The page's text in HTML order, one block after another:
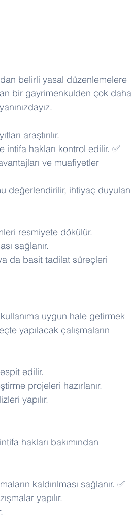
belirli yasal düzenlemelere
bir gayrimenkulden çok daha
araştırılır.
intifa hakları kontrol edilir. ✅
ve muafiyetler
değerlendirilir, ihtiyaç duyulan
resmiyete dökülür.
sağlanır.
da basit tadilat süreçleri
uygun hale getirmek
yapılacak çalışmaların
edilir.
projeleri hazırlanır.
yapılır.
hakları bakımından
kaldırılması sağlanır. ✅
yapılır.